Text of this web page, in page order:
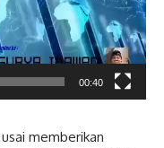
00:40
memberikan